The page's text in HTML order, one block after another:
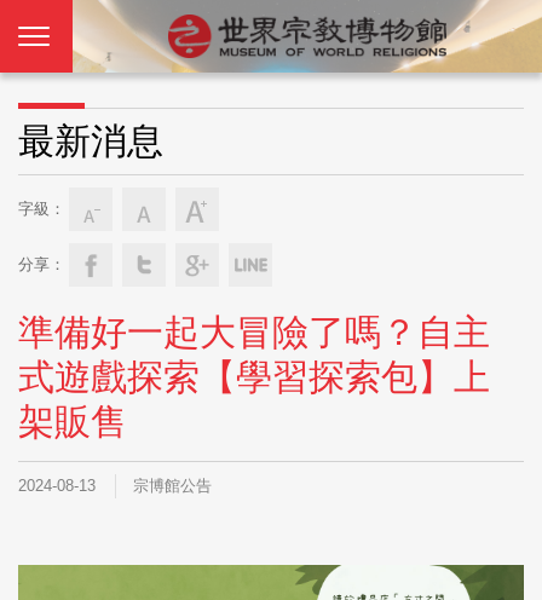
最新消息
字級：
分享：
準備好一起大冒險了嗎？自主
式遊戲探索【學習探索包】上
架販售
2024-08-13 宗博館公告